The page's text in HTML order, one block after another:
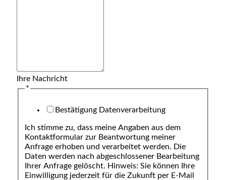
Ihre Nachricht
*
Bestätigung Datenverarbeitung
Ich stimme zu, dass meine Angaben aus dem
Kontaktformular zur Beantwortung meiner
Anfrage erhoben und verarbeitet werden. Die
Daten werden nach abgeschlossener Bearbeitung
Ihrer Anfrage gelöscht. Hinweis: Sie können Ihre
Einwilligung jederzeit für die Zukunft per E-Mail